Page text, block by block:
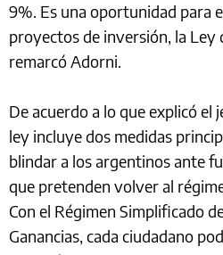
9%. Es una oportunidad para
proyectos de inversión, la Ley
remarcó Adorni.
De acuerdo a lo que explicó el
ley incluye dos medidas
blindar a los argentinos ante
que pretenden volver al
Con el Régimen Simplificado
Ganancias, cada ciudadano